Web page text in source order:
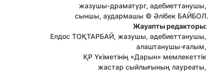
жазушы-драматург, әдебиеттанушы,
сыншы, аудармашы © Әлібек БАЙБОЛ.
Жауапты редакторы:
Елдос ТОҚТАРБАЙ, жазушы, әдебиеттанушы,
алаштанушы-ғалым,
ҚР Үкіметінің «Дарын» мемлекеттік
жастар сыйлығының лауреаты,